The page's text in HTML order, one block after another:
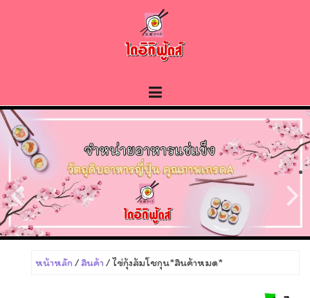
หน้าหลัก /สินค้า / ไข่กุ้งส้มโชกุน*สินค้าหมด*